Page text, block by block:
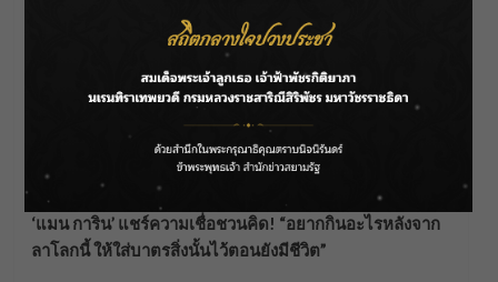
ฟาดลุคใหม่! “แบม พิชญานิน” แดนซ์สับทุกจังหวะ ชวน
แฟนๆ แกะท่า #นอกจอนอกใจ
กรมชลฯ รับฟังประชาชน ติดตามแก้ปัญหาโครงการประตู
ระบายน้ำศรีสองรักฯ
‘แมน การิน’ แชร์ความเชื่อชวนคิด! “อยากกินอะไรหลังจาก
ลาโลกนี้ ให้ใส่บาตรสิ่งนั้นไว้ตอนยังมีชีวิต”